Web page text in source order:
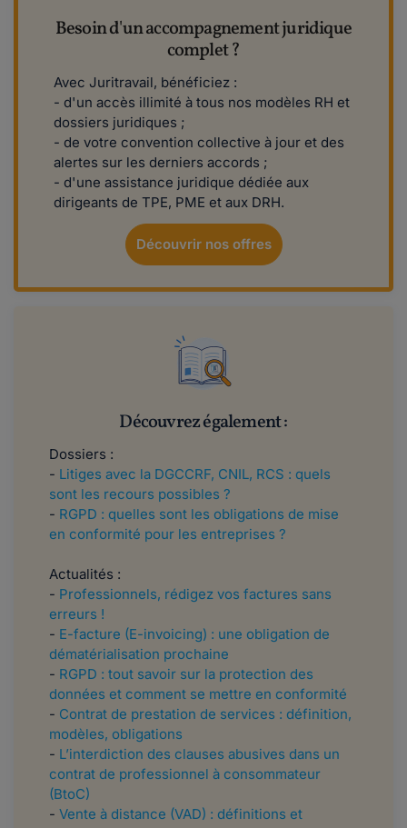
Besoin d'un accompagnement juridique
complet ?
Avec Juritravail, bénéficiez :
- d'un accès illimité à tous nos modèles RH et
dossiers juridiques ;
- de votre convention collective à jour et des
alertes sur les derniers accords ;
- d'une assistance juridique dédiée aux
dirigeants de TPE, PME et aux DRH.
Découvrir nos offres
Découvrez également :
Dossiers :
- Litiges avec la DGCCRF, CNIL, RCS : quels
sont les recours possibles ?
- RGPD : quelles sont les obligations de mise
en conformité pour les entreprises ?
Actualités :
- Professionnels, rédigez vos factures sans
erreurs !
- E-facture (E-invoicing) : une obligation de
dématérialisation prochaine
- RGPD : tout savoir sur la protection des
données et comment se mettre en conformité
- Contrat de prestation de services : définition,
modèles, obligations
- L’interdiction des clauses abusives dans un
contrat de professionnel à consommateur
(BtoC)
- Vente à distance (VAD) : définitions et